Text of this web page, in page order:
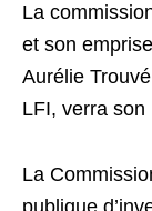
La
et son
Aurélie
LFI, verra
La
publique